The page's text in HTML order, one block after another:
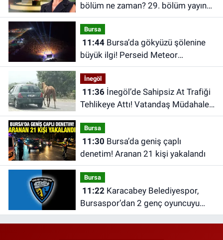
bölüm ne zaman? 29. bölüm yayın
tarihi belli oldu | Yeni fragman
yayınlandı
Bursa
11:44Bursa’da gökyüzü şölenine
büyük ilgi! Perseid Meteor
Yağmuru’nu 25 bin kişi izledi
İnegöl
11:36İnegöl’de Sahipsiz At Trafiği
Tehlikeye Attı! Vatandaş Müdahale
Etti
Bursa
11:30
denetim! Aranan 21 kişi yakalandı
Bursa
11:22Karacabey Belediyespor,
Bursaspor’dan 2 genç oyuncuyu
kadrosuna kattı